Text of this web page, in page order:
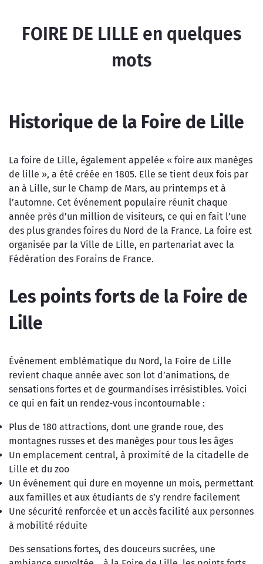
FOIRE DE LILLE en quelques
mots
Historique de la Foire de Lille
La foire de Lille, également appelée « foire aux manèges
de lille », a été créée en 1805. Elle se tient deux fois par
an à Lille, sur le Champ de Mars, au printemps et à
l’automne. Cet événement populaire réunit chaque
année près d’un million de visiteurs, ce qui en fait l’une
des plus grandes foires du Nord de la France. La foire est
organisée par la Ville de Lille, en partenariat avec la
Fédération des Forains de France.
Les points forts de la Foire de
Lille
Événement emblématique du Nord, la Foire de Lille
revient chaque année avec son lot d’animations, de
sensations fortes et de gourmandises irrésistibles. Voici
ce qui en fait un rendez-vous incontournable :
Plus de 180 attractions, dont une grande roue, des
montagnes russes et des manèges pour tous les âges
Un emplacement central, à proximité de la citadelle de
Lille et du zoo
Un événement qui dure en moyenne un mois, permettant
aux familles et aux étudiants de s’y rendre facilement
Une sécurité renforcée et un accès facilité aux personnes
à mobilité réduite
Des sensations fortes, des douceurs sucrées, une